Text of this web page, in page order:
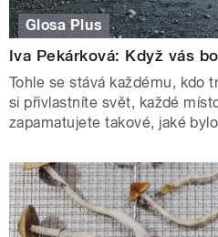
Glosa Plus
Iva Pekárková: Když vás
Tohle se stává každému, kdo
si přivlastníte svět, každé
zapamatujete takové, jaké